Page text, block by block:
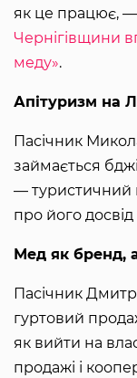
як це працює, —
Чернігівщини
меду».
Апітуризм на
Пасічник
займається
— туристичний
про його досвід
Мед як бренд,
Пасічник
гуртовий
як вийти на
продажі і